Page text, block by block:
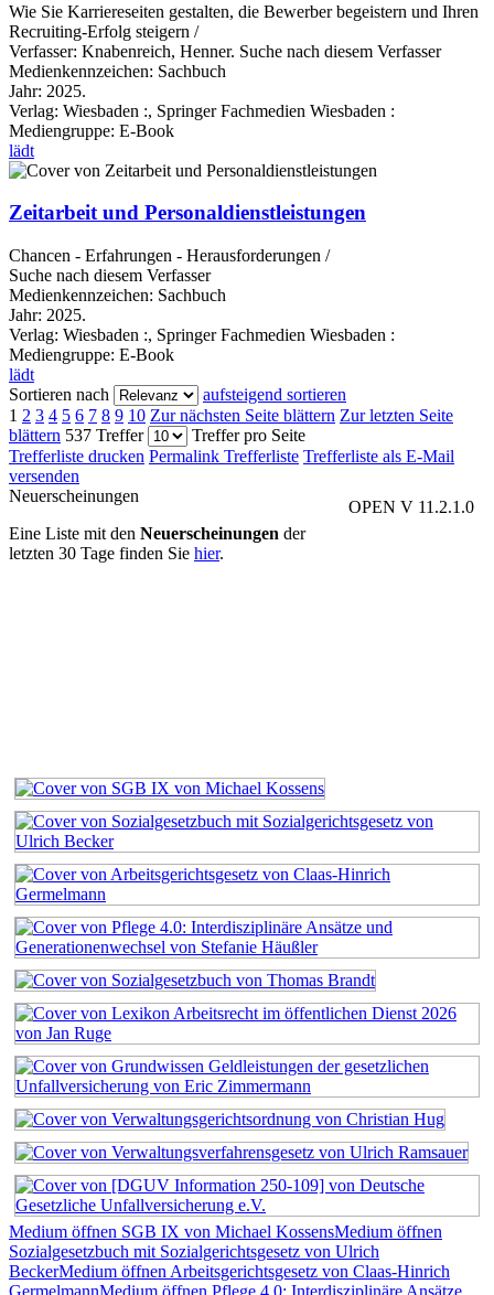
Wie Sie Karriereseiten gestalten, die Bewerber begeistern und Ihren
Recruiting-Erfolg steigern /
Verfasser: Knabenreich, Henner. Suche nach diesem Verfasser
Medienkennzeichen: Sachbuch
Jahr: 2025.
Verlag: Wiesbaden :, Springer Fachmedien Wiesbaden :
Mediengruppe: E-Book
lädt
Zeitarbeit und Personaldienstleistungen
Chancen - Erfahrungen - Herausforderungen /
Suche nach diesem Verfasser
Medienkennzeichen: Sachbuch
Jahr: 2025.
Verlag: Wiesbaden :, Springer Fachmedien Wiesbaden :
Mediengruppe: E-Book
lädt
Sortieren nach
aufsteigend sortieren
1 2 3 4 5 6 7 8 9 10 Zur nächsten Seite blättern Zur letzten Seite
blättern 537 Treffer
Treffer pro Seite
Trefferliste drucken Permalink Trefferliste Trefferliste als E-Mail
versenden
OPEN V 11.2.1.0
Neuerscheinungen
Eine Liste mit den Neuerscheinungen der
letzten 30 Tage finden Sie hier.
Medium öffnen SGB IX von Michael KossensMedium öffnen
Sozialgesetzbuch mit Sozialgerichtsgesetz von Ulrich
BeckerMedium öffnen Arbeitsgerichtsgesetz von Claas-Hinrich